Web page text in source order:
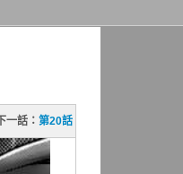
下一話： 第20話